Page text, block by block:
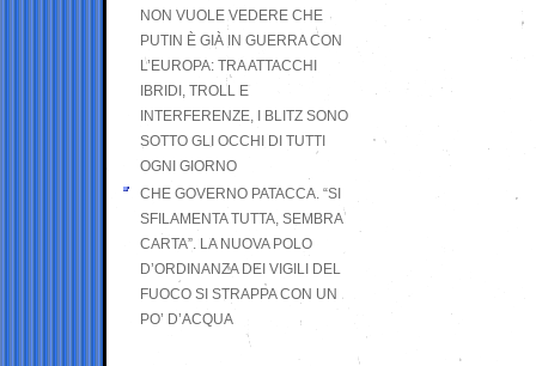
NON VUOLE VEDERE CHE
PUTIN È GIÀ IN GUERRA CON
L’EUROPA: TRA ATTACCHI
IBRIDI, TROLL E
INTERFERENZE, I BLITZ SONO
SOTTO GLI OCCHI DI TUTTI
OGNI GIORNO
CHE GOVERNO PATACCA. “SI
SFILAMENTA TUTTA, SEMBRA
CARTA”. LA NUOVA POLO
D’ORDINANZA DEI VIGILI DEL
FUOCO SI STRAPPA CON UN
PO’ D’ACQUA